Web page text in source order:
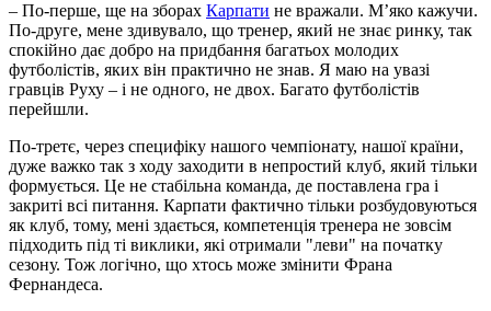
– По-перше, ще на зборах Карпати не вражали. М’яко кажучи.
По-друге, мене здивувало, що тренер, який не знає ринку, так
спокійно дає добро на придбання багатьох молодих
футболістів, яких він практично не знав. Я маю на увазі
гравців Руху – і не одного, не двох. Багато футболістів
перейшли.
По-третє, через специфіку нашого чемпіонату, нашої країни,
дуже важко так з ходу заходити в непростий клуб, який тільки
формується. Це не стабільна команда, де поставлена гра і
закриті всі питання. Карпати фактично тільки розбудовуються
як клуб, тому, мені здається, компетенція тренера не зовсім
підходить під ті виклики, які отримали "леви" на початку
сезону. Тож логічно, що хтось може змінити Франа
Фернандеса.